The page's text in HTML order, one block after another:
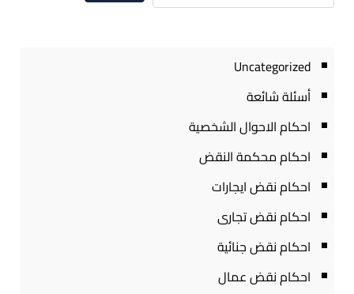
Uncategorized
أسئلة شائعة
احكام الاحوال الشخصية
احكام محكمة النقض
احكام نقض ايجارات
احكام نقض تجارى
احكام نقض جنائية
احكام نقض عمال